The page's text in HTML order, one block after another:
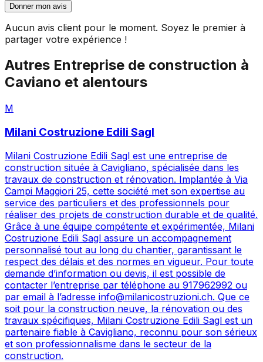
Donner mon avis
Aucun avis client pour le moment. Soyez le premier à
partager votre expérience !
Autres Entreprise de construction à
Caviano et alentours
M
Milani Costruzione Edili Sagl
Milani Costruzione Edili Sagl est une entreprise de
construction située à Cavigliano, spécialisée dans les
travaux de construction et rénovation. Implantée à Via
Campi Maggiori 25, cette société met son expertise au
service des particuliers et des professionnels pour
réaliser des projets de construction durable et de qualité.
Grâce à une équipe compétente et expérimentée, Milani
Costruzione Edili Sagl assure un accompagnement
personnalisé tout au long du chantier, garantissant le
respect des délais et des normes en vigueur. Pour toute
demande d’information ou devis, il est possible de
contacter l’entreprise par téléphone au 917962992 ou
par email à l’adresse info@milanicostruzioni.ch. Que ce
soit pour la construction neuve, la rénovation ou des
travaux spécifiques, Milani Costruzione Edili Sagl est un
partenaire fiable à Cavigliano, reconnu pour son sérieux
et son professionnalisme dans le secteur de la
construction.